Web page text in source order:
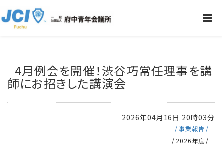
4月例会を開催！渋谷巧常任理事を講
師にお招きした講演会
2026年04月16日 20時03分
事業報告
2026年度